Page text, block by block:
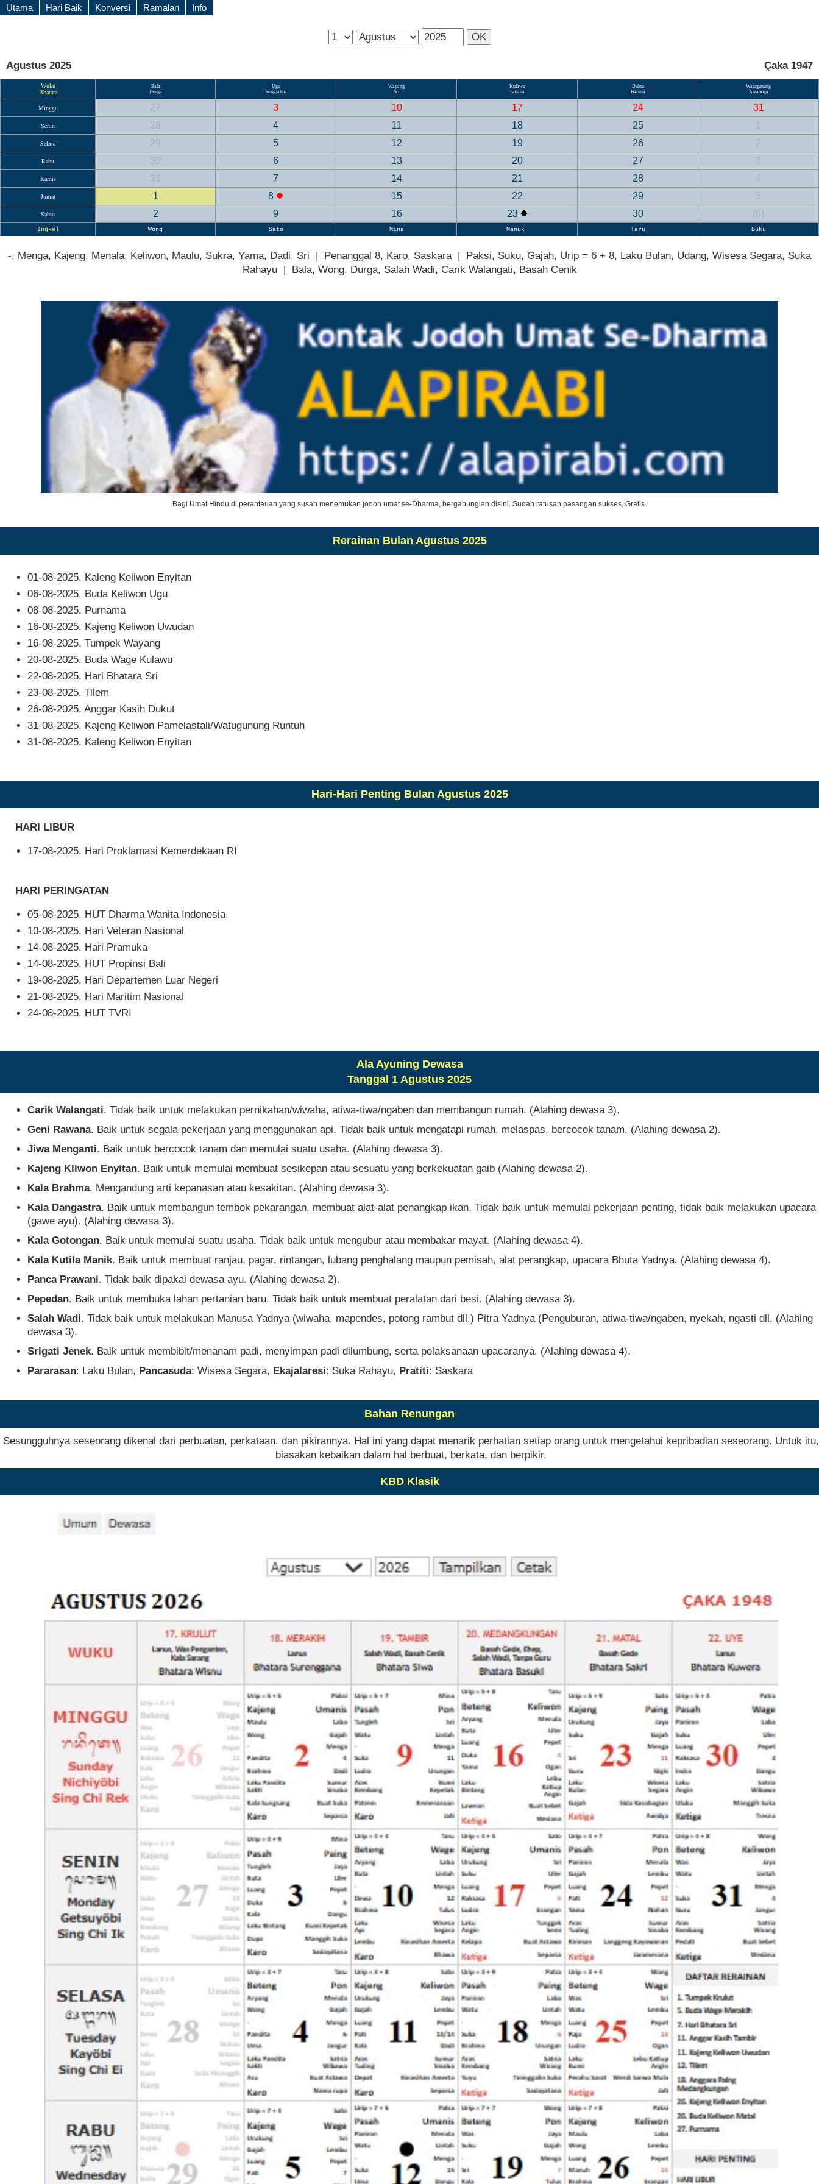
Utama Hari Baik Konversi Ramalan Info
Agustus 2025 Çaka 1947
Wuku
Bhatara
Bala
Durga
Ugu
Singajalma
Wayang
Sri
Kulawu
Sadana
Dukut
Baruna
Watugunung
Antaboga
Minggu 27 3 10 17 24 31
Senin 28 4 11 18 25 1
Selasa 29 5 12 19 26 2
Rabu 30 6 13 20 27 3
Kamis 31 7 14 21 28 4
Jumat 1 8 15 22 29 5
Sabtu 2 9 16 23 30 (6)
Ingkel Wong Sato Mina Manuk Taru Buku
-, Menga, Kajeng, Menala, Keliwon, Maulu, Sukra, Yama, Dadi, Sri | Penanggal 8, Karo, Saskara | Paksi, Suku, Gajah, Urip = 6 + 8, Laku Bulan, Udang, Wisesa Segara, Suka
Rahayu | Bala, Wong, Durga, Salah Wadi, Carik Walangati, Basah Cenik
Bagi Umat Hindu di perantauan yang susah menemukan jodoh umat se-Dharma, bergabunglah disini. Sudah ratusan pasangan sukses, Gratis.
Rerainan Bulan Agustus 2025
01-08-2025. Kaleng Keliwon Enyitan
06-08-2025. Buda Keliwon Ugu
08-08-2025. Purnama
16-08-2025. Kajeng Keliwon Uwudan
16-08-2025. Tumpek Wayang
20-08-2025. Buda Wage Kulawu
22-08-2025. Hari Bhatara Sri
23-08-2025. Tilem
26-08-2025. Anggar Kasih Dukut
31-08-2025. Kajeng Keliwon Pamelastali/Watugunung Runtuh
31-08-2025. Kaleng Keliwon Enyitan
Hari-Hari Penting Bulan Agustus 2025
HARI LIBUR
17-08-2025. Hari Proklamasi Kemerdekaan RI
HARI PERINGATAN
05-08-2025. HUT Dharma Wanita Indonesia
10-08-2025. Hari Veteran Nasional
14-08-2025. Hari Pramuka
14-08-2025. HUT Propinsi Bali
19-08-2025. Hari Departemen Luar Negeri
21-08-2025. Hari Maritim Nasional
24-08-2025. HUT TVRI
Ala Ayuning Dewasa
Tanggal 1 Agustus 2025
Carik Walangati. Tidak baik untuk melakukan pernikahan/wiwaha, atiwa-tiwa/ngaben dan membangun rumah. (Alahing dewasa 3).
Geni Rawana. Baik untuk segala pekerjaan yang menggunakan api. Tidak baik untuk mengatapi rumah, melaspas, bercocok tanam. (Alahing dewasa 2).
Jiwa Menganti. Baik untuk bercocok tanam dan memulai suatu usaha. (Alahing dewasa 3).
Kajeng Kliwon Enyitan. Baik untuk memulai membuat sesikepan atau sesuatu yang berkekuatan gaib (Alahing dewasa 2).
Kala Brahma. Mengandung arti kepanasan atau kesakitan. (Alahing dewasa 3).
Kala Dangastra. Baik untuk membangun tembok pekarangan, membuat alat-alat penangkap ikan. Tidak baik untuk memulai pekerjaan penting, tidak baik melakukan upacara
(gawe ayu). (Alahing dewasa 3).
Kala Gotongan. Baik untuk memulai suatu usaha. Tidak baik untuk mengubur atau membakar mayat. (Alahing dewasa 4).
Kala Kutila Manik. Baik untuk membuat ranjau, pagar, rintangan, lubang penghalang maupun pemisah, alat perangkap, upacara Bhuta Yadnya. (Alahing dewasa 4).
Panca Prawani. Tidak baik dipakai dewasa ayu. (Alahing dewasa 2).
Pepedan. Baik untuk membuka lahan pertanian baru. Tidak baik untuk membuat peralatan dari besi. (Alahing dewasa 3).
Salah Wadi. Tidak baik untuk melakukan Manusa Yadnya (wiwaha, mapendes, potong rambut dll.) Pitra Yadnya (Penguburan, atiwa-tiwa/ngaben, nyekah, ngasti dll. (Alahing
dewasa 3).
Srigati Jenek. Baik untuk membibit/menanam padi, menyimpan padi dilumbung, serta pelaksanaan upacaranya. (Alahing dewasa 4).
Pararasan: Laku Bulan, Pancasuda: Wisesa Segara, Ekajalaresi: Suka Rahayu, Pratiti: Saskara
Bahan Renungan
Sesungguhnya seseorang dikenal dari perbuatan, perkataan, dan pikirannya. Hal ini yang dapat menarik perhatian setiap orang untuk mengetahui kepribadian seseorang. Untuk itu,
biasakan kebaikan dalam hal berbuat, berkata, dan berpikir.
KBD Klasik